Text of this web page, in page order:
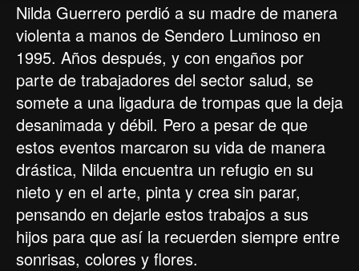
Nilda Guerrero perdió a su madre de manera
violenta a manos de Sendero Luminoso en
1995. Años después, y con engaños por
parte de trabajadores del sector salud, se
somete a una ligadura de trompas que la deja
desanimada y débil. Pero a pesar de que
estos eventos marcaron su vida de manera
drástica, Nilda encuentra un refugio en su
nieto y en el arte, pinta y crea sin parar,
pensando en dejarle estos trabajos a sus
hijos para que así la recuerden siempre entre
sonrisas, colores y flores.